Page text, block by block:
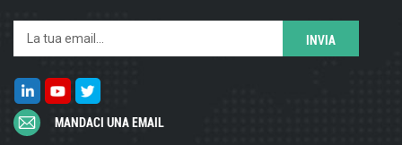
MANDACI UNA EMAIL